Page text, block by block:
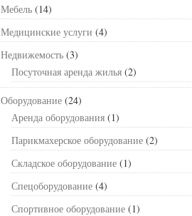
Мебель (14)
Медицинские услуги (4)
Недвижемость (3)
Посуточная аренда жилья (2)
Оборудование (24)
Аренда оборудования (1)
Парикмахерское оборудование (2)
Складское оборудование (1)
Спецоборудование (4)
Спортивное оборудование (1)